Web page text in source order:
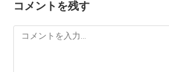
コメントを残す